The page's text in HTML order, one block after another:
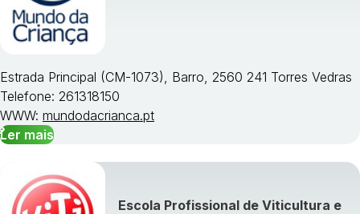
Estrada Principal (CM-1073), Barro, 2560 241 Torres Vedras
Telefone: 261318150
WWW: mundodacrianca.pt
Ler mais
Escola Profissional de Viticultura e